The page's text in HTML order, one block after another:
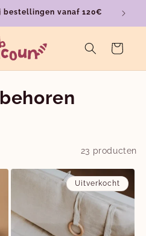
vanaf 120€
Winkelwagen
23 producten
Uitverkocht